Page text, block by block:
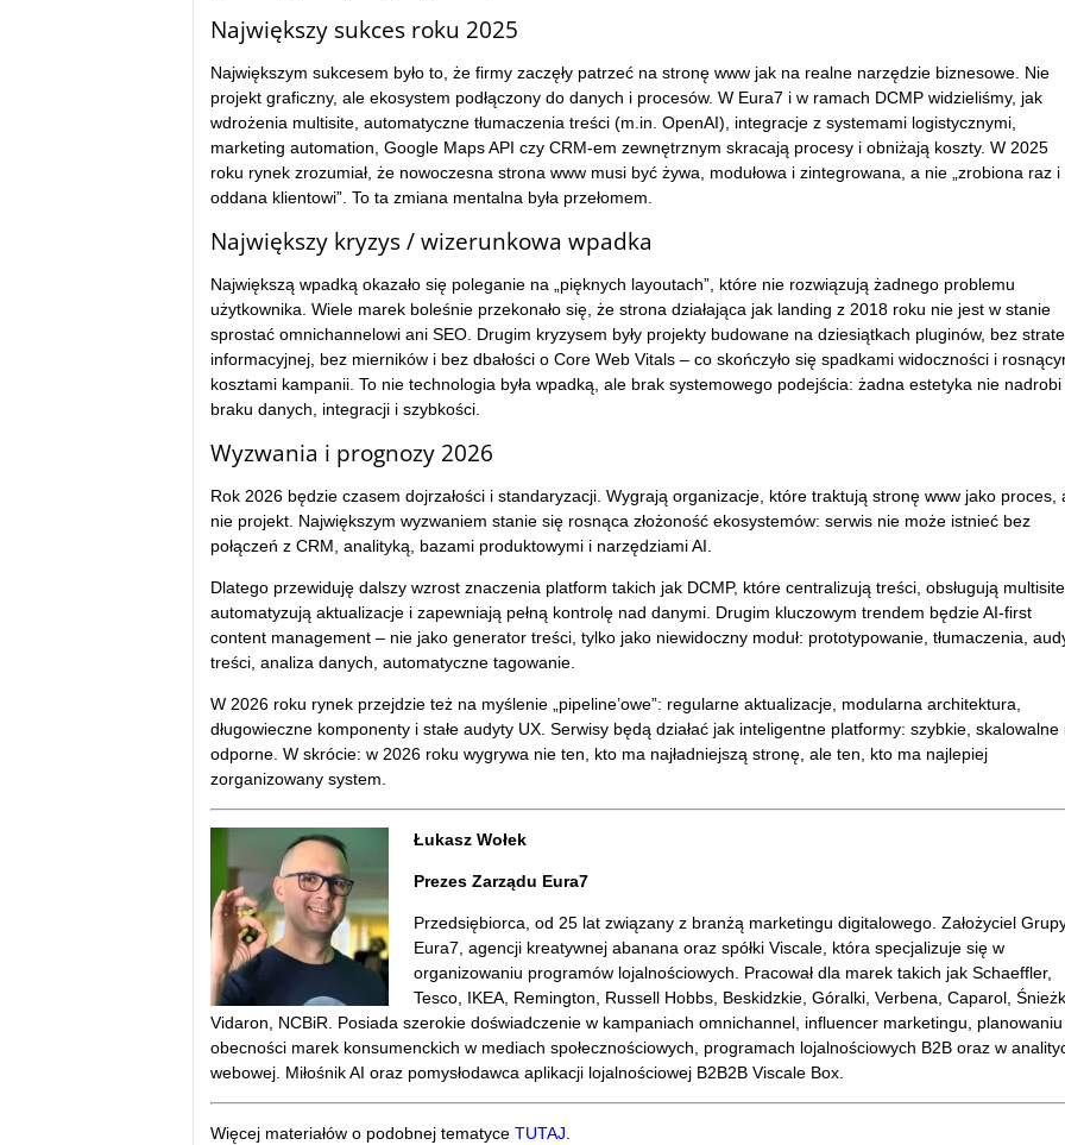
Największy sukces roku 2025
Największym sukcesem było to, że firmy zaczęły patrzeć na stronę www jak na realne narzędzie biznesowe. Nie
projekt graficzny, ale ekosystem podłączony do danych i procesów. W Eura7 i w ramach DCMP widzieliśmy, jak
wdrożenia multisite, automatyczne tłumaczenia treści (m.in. OpenAI), integracje z systemami logistycznymi,
marketing automation, Google Maps API czy CRM-em zewnętrznym skracają procesy i obniżają koszty. W 2025
roku rynek zrozumiał, że nowoczesna strona www musi być żywa, modułowa i zintegrowana, a nie „zrobiona raz i
oddana klientowi”. To ta zmiana mentalna była przełomem.
Największy kryzys / wizerunkowa wpadka
Największą wpadką okazało się poleganie na „pięknych layoutach”, które nie rozwiązują żadnego problemu
użytkownika. Wiele marek boleśnie przekonało się, że strona działająca jak landing z 2018 roku nie jest w stanie
sprostać omnichannelowi ani SEO. Drugim kryzysem były projekty budowane na dziesiątkach pluginów, bez
informacyjnej, bez mierników i bez dbałości o Core Web Vitals – co skończyło się spadkami widoczności i
kosztami kampanii. To nie technologia była wpadką, ale brak systemowego podejścia: żadna estetyka nie nadrobi
braku danych, integracji i szybkości.
Wyzwania i prognozy 2026
Rok 2026 będzie czasem dojrzałości i standaryzacji. Wygrają organizacje, które traktują stronę www jako proces,
nie projekt. Największym wyzwaniem stanie się rosnąca złożoność ekosystemów: serwis nie może istnieć bez
połączeń z CRM, analityką, bazami produktowymi i narzędziami AI.
Dlatego przewiduję dalszy wzrost znaczenia platform takich jak DCMP, które centralizują treści, obsługują multisite,
automatyzują aktualizacje i zapewniają pełną kontrolę nad danymi. Drugim kluczowym trendem będzie AI-first
content management – nie jako generator treści, tylko jako niewidoczny moduł: prototypowanie, tłumaczenia,
treści, analiza danych, automatyczne tagowanie.
W 2026 roku rynek przejdzie też na myślenie „pipeline’owe”: regularne aktualizacje, modularna architektura,
długowieczne komponenty i stałe audyty UX. Serwisy będą działać jak inteligentne platformy: szybkie, skalowalne
odporne. W skrócie: w 2026 roku wygrywa nie ten, kto ma najładniejszą stronę, ale ten, kto ma najlepiej
zorganizowany system.
Łukasz Wołek
Prezes Zarządu Eura7
Przedsiębiorca, od 25 lat związany z branżą marketingu digitalowego. Założyciel
Eura7, agencji kreatywnej abanana oraz spółki Viscale, która specjalizuje się w
organizowaniu programów lojalnościowych. Pracował dla marek takich jak Schaeffler,
Tesco, IKEA, Remington, Russell Hobbs, Beskidzkie, Góralki, Verbena, Caparol,
Vidaron, NCBiR. Posiada szerokie doświadczenie w kampaniach omnichannel, influencer marketingu, planowaniu
obecności marek konsumenckich w mediach społecznościowych, programach lojalnościowych B2B oraz w
webowej. Miłośnik AI oraz pomysłodawca aplikacji lojalnościowej B2B2B Viscale Box.
Więcej materiałów o podobnej tematyce TUTAJ